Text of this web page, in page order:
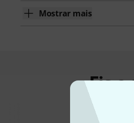
Mostrar mais
Eis